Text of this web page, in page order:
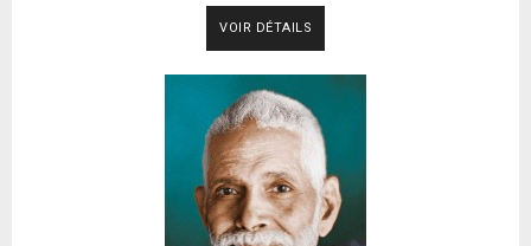
VOIR DÉTAILS